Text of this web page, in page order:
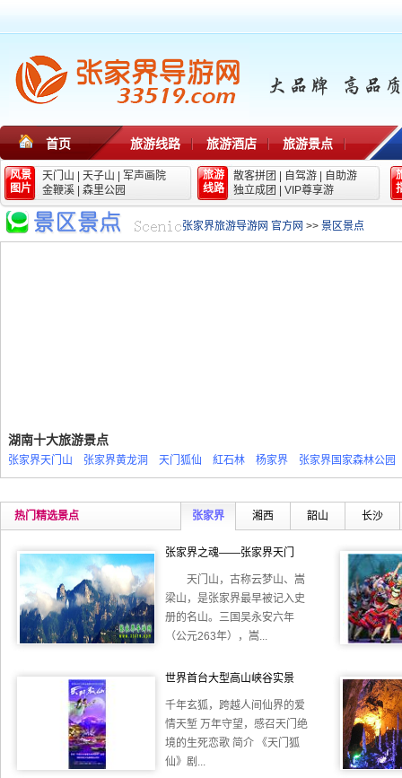
首页 旅游线路 旅游酒店 旅游景点
风景
图片
天门山 天子山
军声画院
金鞭溪
森里公园
旅游
线路
散客拼团 自驾游
自助游
独立成团
VIP尊享游
张家界旅游导游网 官方网 >> 景区景点
湖南十大旅游景点
张家界天门山 张家界黄龙洞 天门狐仙 紅石林 杨家界 张家界国家森林公园
热门精选景点 张家界 湘西 韶山 长沙
张家界之魂——张家界天门
天门山，古称云梦山、嵩
梁山，是张家界最早被记入史
册的名山。三国吴永安六年
（公元263年），嵩...
世界首台大型高山峡谷实景
千年玄狐，跨越人间仙界的爱
情天堑 万年守望，感召天门绝
境的生死恋歌 简介 《天门狐
仙》剧...